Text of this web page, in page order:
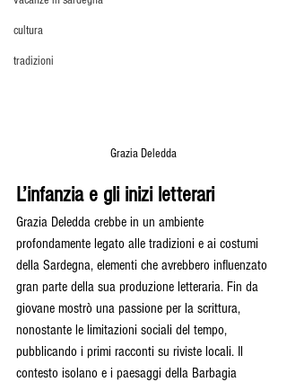
cultura
tradizioni
Grazia Deledda
L’infanzia e gli inizi letterari
Grazia Deledda crebbe in un ambiente
profondamente legato alle tradizioni e ai costumi
della Sardegna, elementi che avrebbero influenzato
gran parte della sua produzione letteraria. Fin da
giovane mostrò una passione per la scrittura,
nonostante le limitazioni sociali del tempo,
pubblicando i primi racconti su riviste locali. Il
contesto isolano e i paesaggi della Barbagia